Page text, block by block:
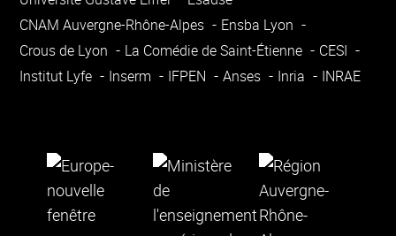
CNAM Auvergne-Rhône-Alpes
Ensba Lyon
Crous de Lyon
La Comédie de Saint-Étienne
CESI
Institut Lyfe
Inserm IFPEN Anses Inria INRAE